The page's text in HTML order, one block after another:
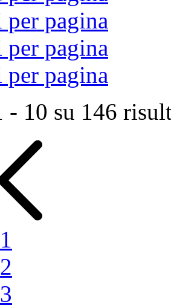
per pagina
per pagina
per pagina
- 10 su 146
1
2
3